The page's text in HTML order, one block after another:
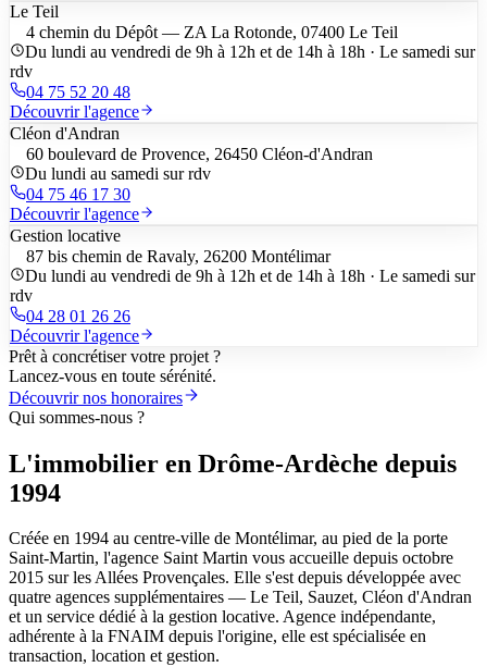
Le Teil
4 chemin du Dépôt — ZA La Rotonde, 07400 Le Teil
Du lundi au vendredi de 9h à 12h et de 14h à 18h · Le samedi sur
rdv
04 75 52 20 48
Découvrir l'agence
Cléon d'Andran
60 boulevard de Provence, 26450 Cléon-d'Andran
Du lundi au samedi sur rdv
04 75 46 17 30
Découvrir l'agence
Gestion locative
87 bis chemin de Ravaly, 26200 Montélimar
Du lundi au vendredi de 9h à 12h et de 14h à 18h · Le samedi sur
rdv
04 28 01 26 26
Découvrir l'agence
Prêt à concrétiser votre projet ?
Lancez-vous en toute sérénité.
Découvrir nos honoraires
Qui sommes-nous ?
L'immobilier en Drôme-Ardèche depuis
1994
Créée en 1994 au centre-ville de Montélimar, au pied de la porte
Saint-Martin, l'agence Saint Martin vous accueille depuis octobre
2015 sur les Allées Provençales. Elle s'est depuis développée avec
quatre agences supplémentaires — Le Teil, Sauzet, Cléon d'Andran
et un service dédié à la gestion locative. Agence indépendante,
adhérente à la FNAIM depuis l'origine, elle est spécialisée en
transaction, location et gestion.